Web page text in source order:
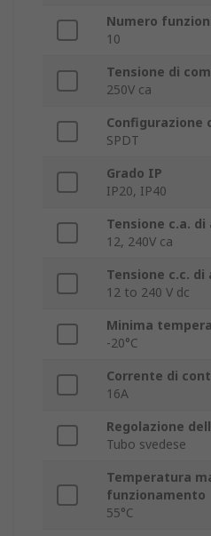
Numero
10
Tensione di
250V ca
Configurazione
SPDT
Grado IP
IP20, IP40
Tensione c.a.
12, 240V ca
Tensione c.c.
12 to 240 V dc
Minima
-20°C
Corrente di
16A
Regolazione
Tubo svedese
Temperatura
funzionamento
55°C